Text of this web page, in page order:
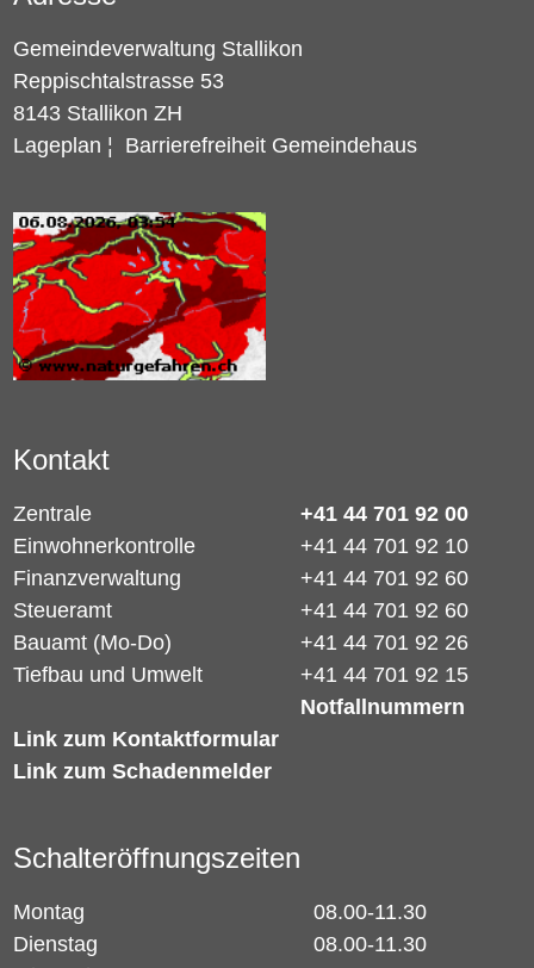
Gemeindeverwaltung Stallikon
Reppischtalstrasse 53
8143 Stallikon ZH
Lageplan ¦ Barrierefreiheit Gemeindehaus
Kontakt
Zentrale
+41 44 701 92 00
Einwohnerkontrolle
+41 44 701 92 10
Finanzverwaltung
+41 44 701 92 60
Steueramt
+41 44 701 92 60
Bauamt (Mo-Do)
+41 44 701 92 26
Tiefbau und Umwelt
Link zum Kontaktformular
Link zum Schadenmelder
+41 44 701 92 15
Notfallnummern
Schalteröffnungszeiten
Montag
08.00-11.30
Dienstag
08.00-11.30